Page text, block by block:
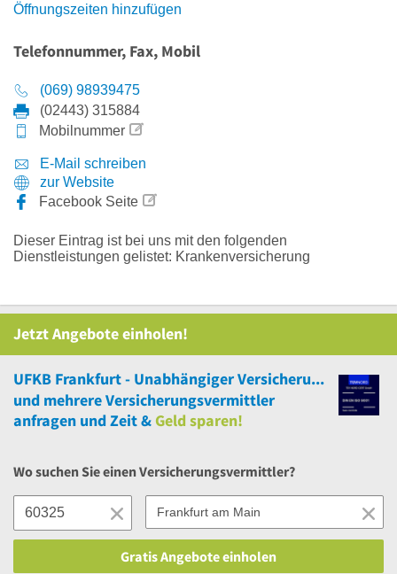
Öffnungszeiten hinzufügen
Telefonnummer, Fax, Mobil
(069) 98939475
(02443) 315884
Mobilnummer
E-Mail schreiben
zur Website
Facebook Seite
Dieser Eintrag ist bei uns mit den folgenden
Dienstleistungen gelistet: Krankenversicherung
Jetzt Angebote einholen!
UFKB Frankfurt - Unabhängiger Versicherungsmakler
und mehrereVersicherungsvermittler
anfragen und Zeit &Geld sparen!
Wo suchen Sie einen Versicherungsvermittler?
Gratis Angebote einholen